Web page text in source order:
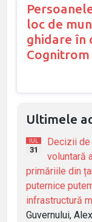
loc de
ghidare în
Ultimele
IUL
31
Decizii de
voluntară
primăriile din
puternice
infrastructură
Guvernului,